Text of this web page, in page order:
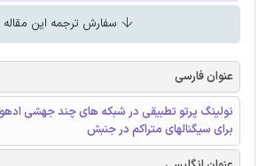
سفارش ترجمه این مقاله
عنوان فارسی
نولینگ پرتو تطبیقی در شبکه های چند جهشی
برای سیگنالهای متراکم در جنبش